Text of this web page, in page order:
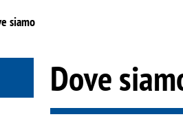
siamo
Dove